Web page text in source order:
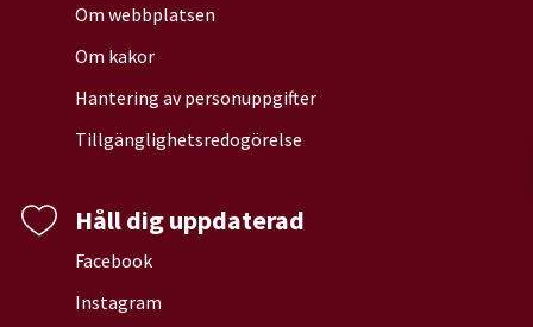
Om webbplatsen
Om kakor
Hantering av personuppgifter
Tillgänglighetsredogörelse
Håll dig uppdaterad
Facebook
Instagram